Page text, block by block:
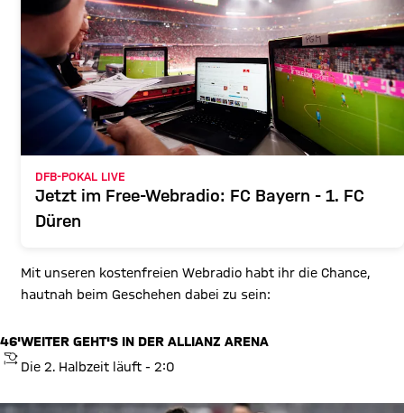
DFB-POKAL LIVE
Jetzt im Free-Webradio: FC Bayern - 1. FC
Düren
Mit unseren kostenfreien Webradio habt ihr die Chance,
hautnah beim Geschehen dabei zu sein:
46'
ANPFIFF
WEITER GEHT'S IN DER ALLIANZ ARENA
Die 2. Halbzeit läuft - 2:0